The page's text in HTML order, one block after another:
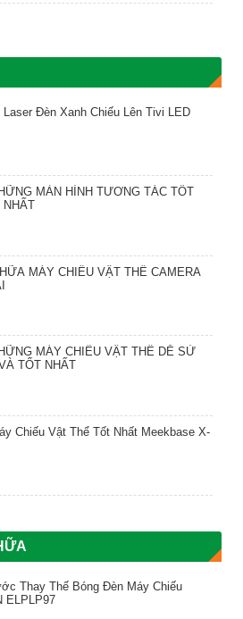
Laser Đèn Xanh Chiếu Lên Tivi LED
MÀN HÌNH TƯƠNG TÁC TỐT
NHẤT
MÁY CHIẾU VẬT THỂ CAMERA
MÁY CHIẾU VẬT THỂ DỄ SỬ
TỐT NHẤT
Chiếu Vật Thể Tốt Nhất Meekbase X-
Thay Thế Bóng Đèn Máy Chiếu
ELPLP97